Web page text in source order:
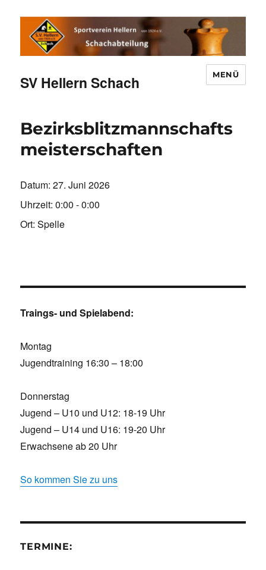
SV Hellern Schach MENÜ
Bezirksblitzmannschafts
meisterschaften
Datum:27. Juni 2026
Uhrzeit:0:00 - 0:00
Ort:Spelle
Traings- und Spielabend:
Montag
Jugendtraining 16:30 – 18:00
Donnerstag
Jugend – U10 und U12: 18-19 Uhr
Jugend – U14 und U16: 19-20 Uhr
Erwachsene ab 20 Uhr
So kommen Sie zu uns
TERMINE: